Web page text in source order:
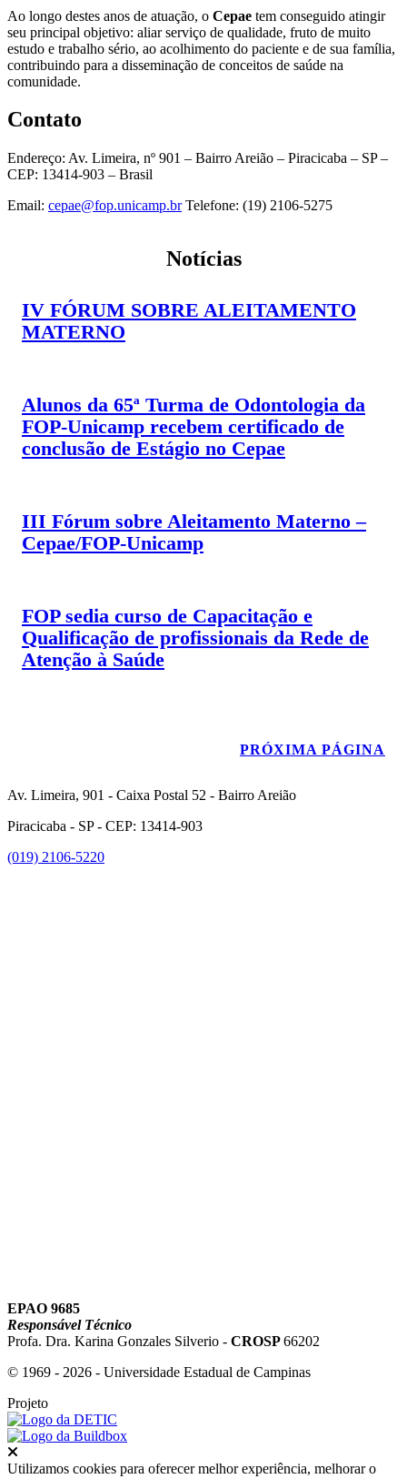
Ao longo destes anos de atuação, o Cepae tem conseguido atingir
seu principal objetivo: aliar serviço de qualidade, fruto de muito
estudo e trabalho sério, ao acolhimento do paciente e de sua família,
contribuindo para a disseminação de conceitos de saúde na
comunidade.
Contato
Endereço: Av. Limeira, nº 901 – Bairro Areião – Piracicaba – SP –
CEP: 13414-903 – Brasil
Email: cepae@fop.unicamp.brTelefone: (19) 2106-5275
Notícias
IV FÓRUM SOBRE ALEITAMENTO
MATERNO
Alunos da 65ª Turma de Odontologia da
FOP-Unicamp recebem certificado de
conclusão de Estágio no Cepae
III Fórum sobre Aleitamento Materno –
Cepae/FOP-Unicamp
FOP sedia curso de Capacitação e
Qualificação de profissionais da Rede de
Atenção à Saúde
PRÓXIMA PÁGINA
Av. Limeira, 901 - Caixa Postal 52 - Bairro Areião
Piracicaba - SP - CEP: 13414-903
(019) 2106-5220
EPAO 9685
Responsável Técnico
Profa. Dra. Karina Gonzales Silverio - CROSP66202
© 1969 - 2026 - Universidade Estadual de Campinas
Projeto
Utilizamos cookies para oferecer melhor experiência, melhorar o